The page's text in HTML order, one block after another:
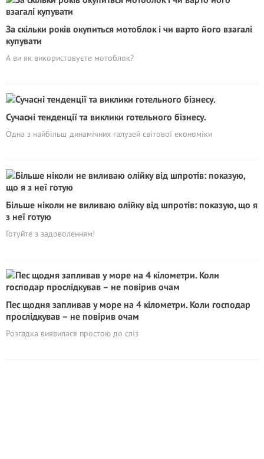
За скільки років окупиться мотоблок і чи варто його взагалі
купувати
А ви як використовуєте мотоблок?
Сучасні тенденції та виклики готельного бізнесу.
Одна з найбільш динамічних галузей світової економіки
Більше ніколи не виливаю олійку від шпротів: показую, що я
з неї готую
Готуйте з задоволенням!
Пес щодня запливав у море на 4 кілометри. Коли господар
прослідкував – не повірив очам
Розгадка виявилася простою до сліз